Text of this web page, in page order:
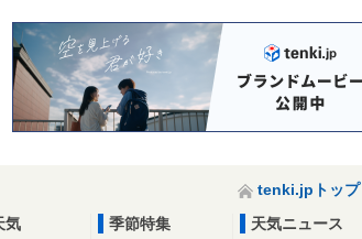
tenki.jpトップ
気
季節特集
天気ニュース